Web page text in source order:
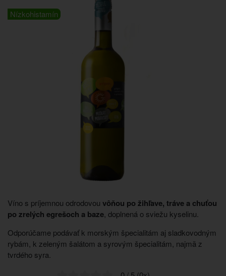
Nízkohistamín
Víno s príjemnou odrodovou vôňou po žihľave, tráve a chuťou
po zrelých egrešoch a baze , doplnená o sviežu kyselinu.
Odporúčame podávať k morským špecialitám aj sladkovodným
rybám, k zeleným šalátom a syrovým špecialitám, najmä z
tvrdého syra.